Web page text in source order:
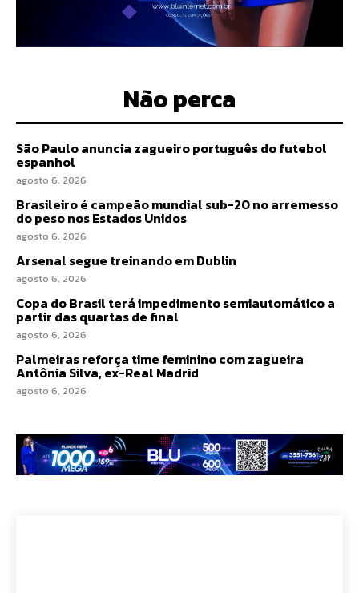
Não perca
São Paulo anuncia zagueiro português do futebol
espanhol
agosto 6, 2026
Brasileiro é campeão mundial sub-20 no arremesso
do peso nos Estados Unidos
agosto 6, 2026
Arsenal segue treinando em Dublin
agosto 6, 2026
Copa do Brasil terá impedimento semiautomático a
partir das quartas de final
agosto 6, 2026
Palmeiras reforça time feminino com zagueira
Antônia Silva, ex-Real Madrid
agosto 6, 2026